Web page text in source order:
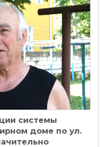
системы
доме по ул.